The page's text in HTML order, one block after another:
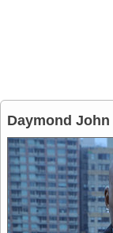
Daymond John